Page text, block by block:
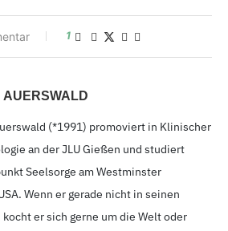
1
AUERSWALD
(*1991) promoviert in Klinischer
an der JLU Gießen und studiert
Seelsorge am Westminster
Wenn er gerade nicht in seinen
er sich gerne um die Welt oder